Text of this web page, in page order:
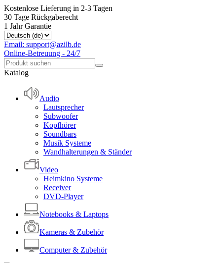
Kostenlose Lieferung in 2-3 Tagen
30 Tage Rückgaberecht
1 Jahr Garantie
Email: support@azilb.de
Online-Betreuung - 24/7
Katalog
Audio
Lautsprecher
Subwoofer
Kopfhörer
Soundbars
Musik Systeme
Wandhalterungen & Ständer
Video
Heimkino Systeme
Receiver
DVD-Player
Notebooks & Laptops
Kameras & Zubehör
Computer & Zubehör